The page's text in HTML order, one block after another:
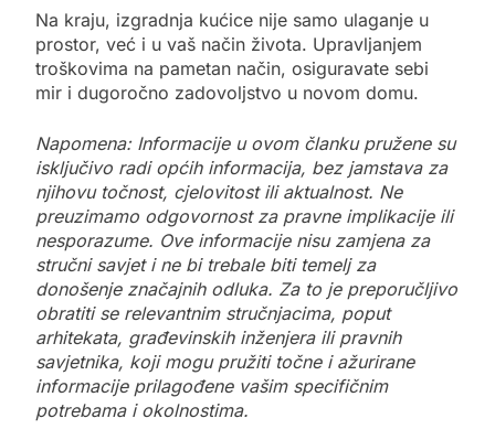
Na kraju, izgradnja kućice nije samo ulaganje u
prostor, već i u vaš način života. Upravljanjem
troškovima na pametan način, osiguravate sebi
mir i dugoročno zadovoljstvo u novom domu.
Napomena: Informacije u ovom članku pružene su
isključivo radi općih informacija, bez jamstava za
njihovu točnost, cjelovitost ili aktualnost. Ne
preuzimamo odgovornost za pravne implikacije ili
nesporazume. Ove informacije nisu zamjena za
stručni savjet i ne bi trebale biti temelj za
donošenje značajnih odluka. Za to je preporučljivo
obratiti se relevantnim stručnjacima, poput
arhitekata, građevinskih inženjera ili pravnih
savjetnika, koji mogu pružiti točne i ažurirane
informacije prilagođene vašim specifičnim
potrebama i okolnostima.